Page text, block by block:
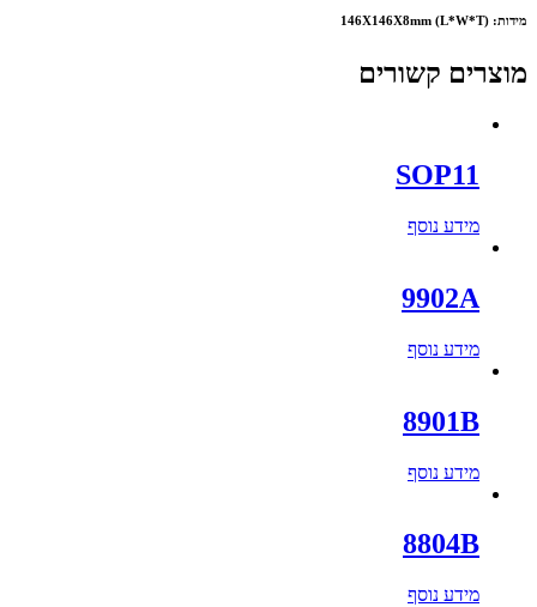
מידות: 146X146X8mm (L*W*T)
מוצרים קשורים
SOP11
מידע נוסף
9902A
מידע נוסף
8901B
מידע נוסף
8804B
מידע נוסף